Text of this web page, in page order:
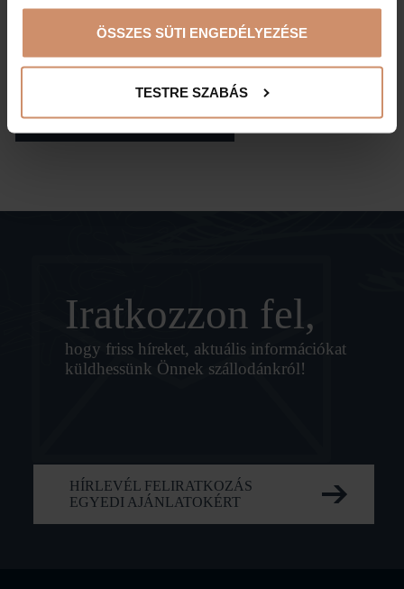
ÖSSZES SÜTI ENGEDÉLYEZÉSE
TESTRE SZABÁS
10:00-18:00
VISSZA A LÁTNIVALÓKHOZ
Iratkozzon fel,
hogy friss híreket, aktuális információkat
küldhessünk Önnek szállodánkról!
HÍRLEVÉL FELIRATKOZÁS
EGYEDI AJÁNLATOKÉRT